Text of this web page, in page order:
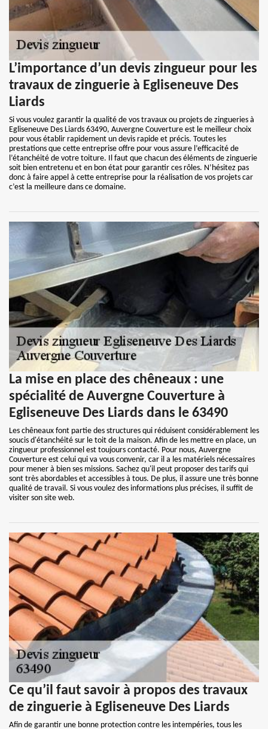
L’importance d’un devis zingueur pour les
travaux de zinguerie à Egliseneuve Des
Liards
Si vous voulez garantir la qualité de vos travaux ou projets de zingueries à
Egliseneuve Des Liards 63490, Auvergne Couverture est le meilleur choix
pour vous établir rapidement un devis rapide et précis. Toutes les
prestations que cette entreprise offre pour vous assure l’efficacité de
l’étanchéité de votre toiture. Il faut que chacun des éléments de zinguerie
soit bien entretenu et en bon état pour garantir ces rôles. N’hésitez pas
donc à faire appel à cette entreprise pour la réalisation de vos projets car
c’est la meilleure dans ce domaine.
La mise en place des chêneaux : une
spécialité de Auvergne Couverture à
Egliseneuve Des Liards dans le 63490
Les chêneaux font partie des structures qui réduisent considérablement les
soucis d'étanchéité sur le toit de la maison. Afin de les mettre en place, un
zingueur professionnel est toujours contacté. Pour nous, Auvergne
Couverture est celui qui va vous convenir, car il a les matériels nécessaires
pour mener à bien ses missions. Sachez qu'il peut proposer des tarifs qui
sont très abordables et accessibles à tous. De plus, il assure une très bonne
qualité de travail. Si vous voulez des informations plus précises, il suffit de
visiter son site web.
Ce qu’il faut savoir à propos des travaux
de zinguerie à Egliseneuve Des Liards
Afin de garantir une bonne protection contre les intempéries, tous les